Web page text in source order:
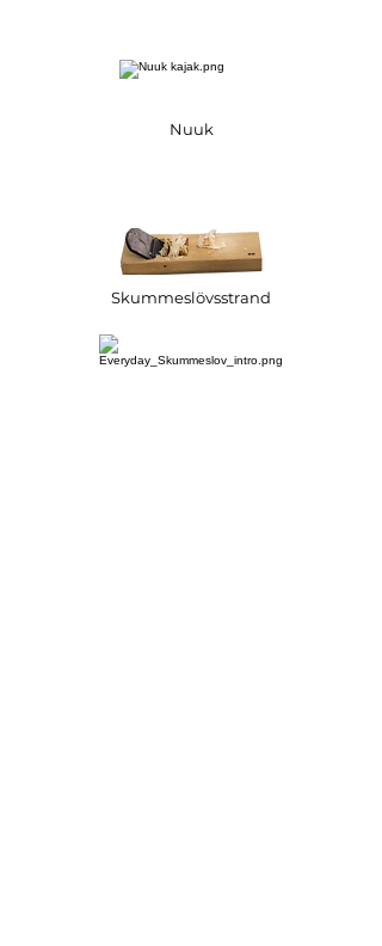
Nuuk
Skummeslövsstrand